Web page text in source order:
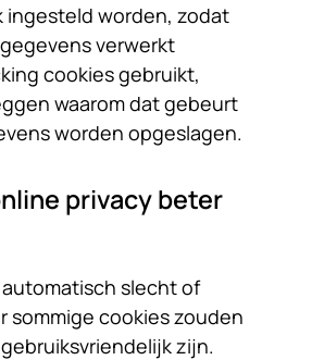
ingesteld worden, zodat
verwerkt
cookies gebruikt,
waarom dat gebeurt
worden opgeslagen.
privacy beter
slecht of
sommige cookies zouden
zijn.